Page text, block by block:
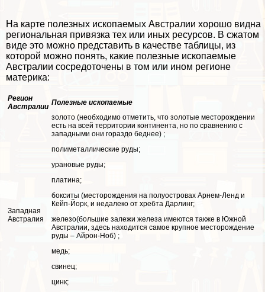
На карте полезных ископаемых Австралии хорошо видна
региональная привязка тех или иных ресурсов. В сжатом
виде это можно представить в качестве таблицы, из
которой можно понять, какие полезные ископаемые
Австралии сосредоточены в том или ином регионе
материка:
Регион
Австралии Полезные ископаемые
Западная
Австралия
золото (необходимо отметить, что золотые месторождении
есть на всей территории континента, но по сравнению с
западными они гораздо беднее) ;
полиметаллические руды;
урановые руды;
платина;
бокситы (месторождения на полуостровах Арнем-Ленд и
Кейп-Йорк, и недалеко от хребта Дарлинг;
железо(большие залежи железа имеются также в Южной
Австралии, здесь находится самое крупное месторождение
руды – Айрон-Ноб) ;
медь;
свинец;
цинк;